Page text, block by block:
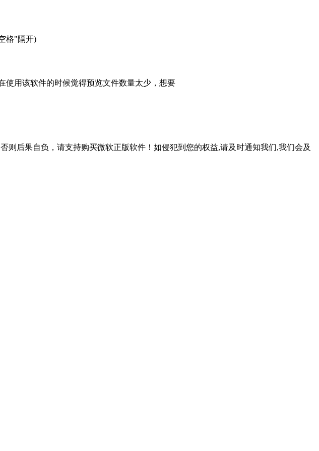
格"隔开)
使用该软件的时候觉得预览文件数量太少，想要
后果自负，请支持购买微软正版软件！如侵犯到您的权益,请及时通知我们,我们会及